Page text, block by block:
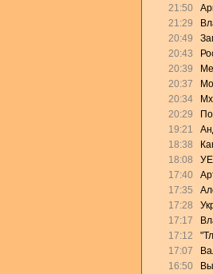
21:50
21:29
20:49
20:43
20:39
20:37
20:34
20:29
19:21
18:38
18:08
17:40
17:35
17:28
17:17
17:12
17:07
16:50